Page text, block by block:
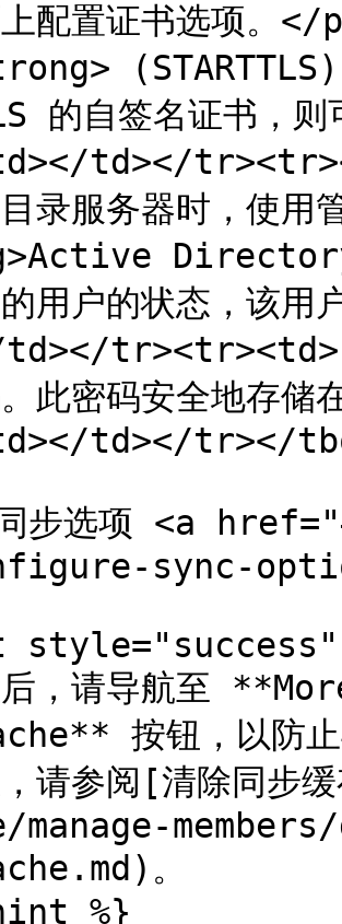
配置证书选项。
的自签名证书，
td></
录服务器时，使用
用户的状态，该
此密码安全地存储
td></tr></
步选项 <a
sync-
后，请导航至
按钮，以防止
，请参阅[清除同
manage-
。
%}